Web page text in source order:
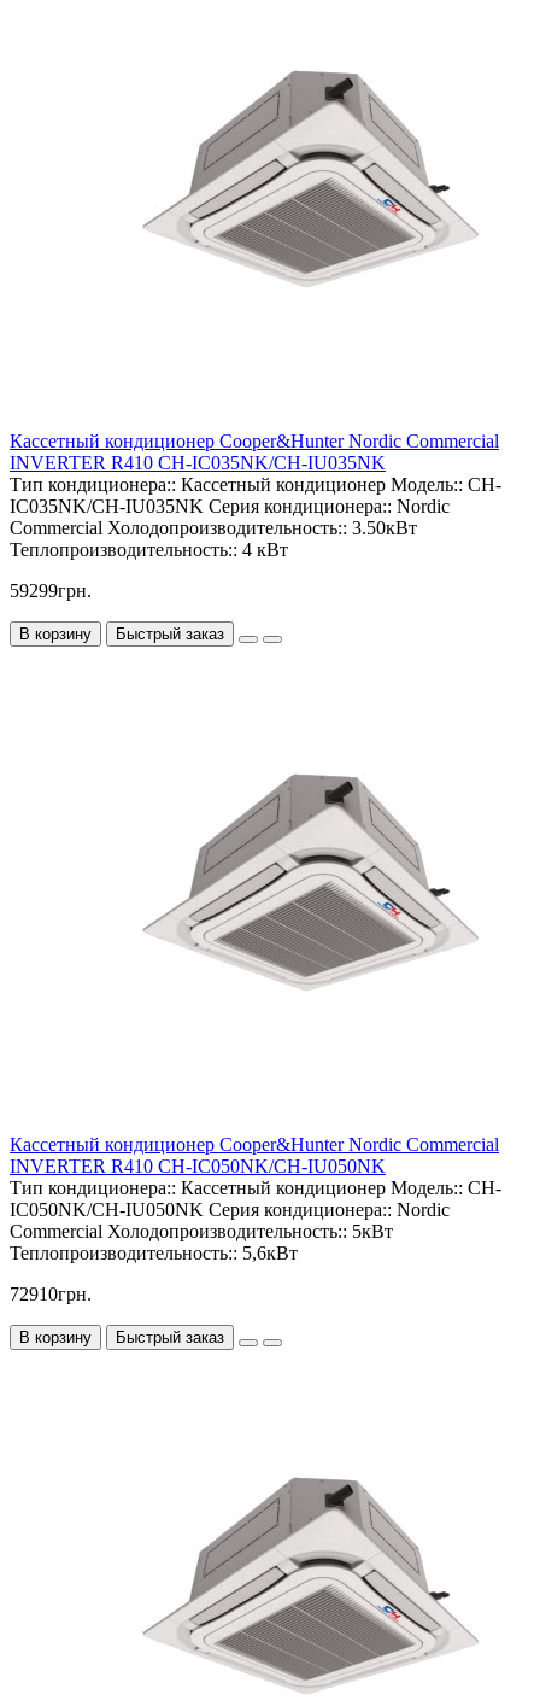
Кассетный кондиционер Cooper&Hunter Nordic Commercial
INVERTER R410 CH-IC035NK/CH-IU035NK
Тип кондиционера:: Кассетный кондиционер Модель:: CH-
IC035NK/CH-IU035NK Серия кондиционера:: Nordic
Commercial Холодопроизводительность:: 3.50кВт
Теплопроизводительность:: 4 кВт
59299грн.
В корзину Быстрый заказ
Кассетный кондиционер Cooper&Hunter Nordic Commercial
INVERTER R410 CH-IC050NK/CH-IU050NK
Тип кондиционера:: Кассетный кондиционер Модель:: CH-
IC050NK/CH-IU050NK Серия кондиционера:: Nordic
Commercial Холодопроизводительность:: 5кВт
Теплопроизводительность:: 5,6кВт
72910грн.
В корзину Быстрый заказ